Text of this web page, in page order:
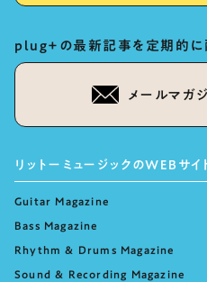
plug+の最新記事を定期的に
メールマガ
リットーミュージックのWEBサイ
Guitar Magazine
Bass Magazine
Rhythm & Drums Magazine
Sound & Recording Magazine